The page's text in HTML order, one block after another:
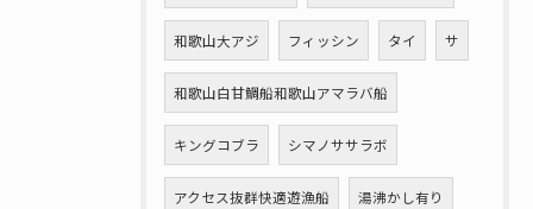
和歌山大アジ フィッシン タイ サ
和歌山白甘鯛船和歌山アマラバ船
キングコブラ シマノササラボ
アクセス抜群快適遊漁船 湯沸かし有り